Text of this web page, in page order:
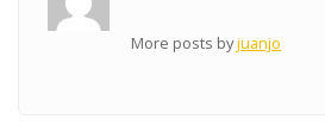
More posts byjuanjo